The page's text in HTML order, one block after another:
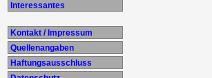
Interessantes
Kontakt / Impressum
Quellenangaben
Haftungsausschluss